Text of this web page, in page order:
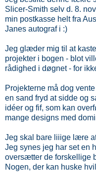
Slicer-Smith selv d. 8.
min postkasse helt fra
Janes autograf i :)
Jeg glæder mig til at
projekter i bogen - blot
rådighed i døgnet - for
Projekterne må dog
en sand fryd at sidde og
idéer og fif, som kan
mange designs med
Jeg skal bare liiige lære
Jeg synes jeg har set en
oversætter de forskellige
Nogen, der kan huske